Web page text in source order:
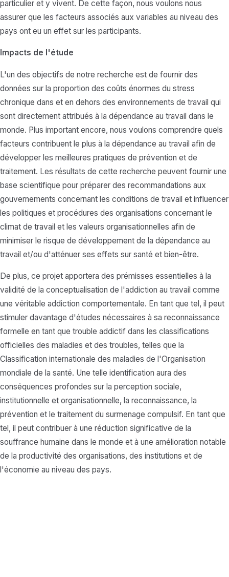
particulier et y vivent. De cette façon, nous voulons nous
assurer que les facteurs associés aux variables au niveau des
pays ont eu un effet sur les participants.
Impacts de l'étude
L'un des objectifs de notre recherche est de fournir des
données sur la proportion des coûts énormes du stress
chronique dans et en dehors des environnements de travail qui
sont directement attribués à la dépendance au travail dans le
monde. Plus important encore, nous voulons comprendre quels
facteurs contribuent le plus à la dépendance au travail afin de
développer les meilleures pratiques de prévention et de
traitement. Les résultats de cette recherche peuvent fournir une
base scientifique pour préparer des recommandations aux
gouvernements concernant les conditions de travail et influencer
les politiques et procédures des organisations concernant le
climat de travail et les valeurs organisationnelles afin de
minimiser le risque de développement de la dépendance au
travail et/ou d'atténuer ses effets sur santé et bien-être.
De plus, ce projet apportera des prémisses essentielles à la
validité de la conceptualisation de l'addiction au travail comme
une véritable addiction comportementale. En tant que tel, il peut
stimuler davantage d'études nécessaires à sa reconnaissance
formelle en tant que trouble addictif dans les classifications
officielles des maladies et des troubles, telles que la
Classification internationale des maladies de l'Organisation
mondiale de la santé. Une telle identification aura des
conséquences profondes sur la perception sociale,
institutionnelle et organisationnelle, la reconnaissance, la
prévention et le traitement du surmenage compulsif. En tant que
tel, il peut contribuer à une réduction significative de la
souffrance humaine dans le monde et à une amélioration notable
de la productivité des organisations, des institutions et de
l'économie au niveau des pays.